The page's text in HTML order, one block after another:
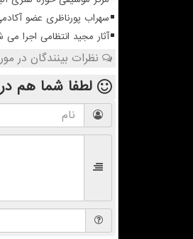
سهراب پورناظری عضو
آثار مجید انتظامی اجرا
نظرات بینندگان در
لطفا شما هم